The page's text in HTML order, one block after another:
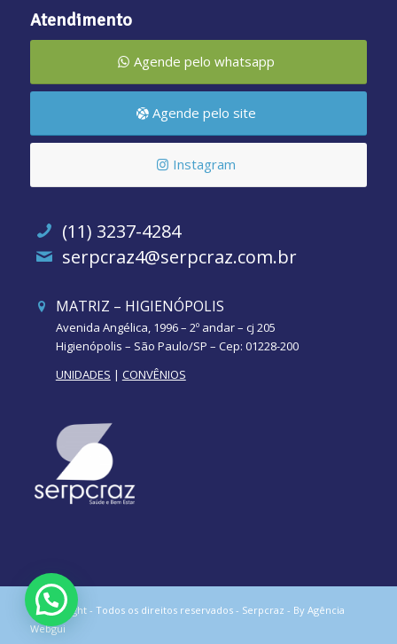
Atendimento
Agende pelo whatsapp
Agende pelo site
Instagram
(11) 3237-4284
serpcraz4@serpcraz.com.br
MATRIZ – HIGIENÓPOLIS
Avenida Angélica, 1996 – 2º andar – cj 205
Higienópolis – São Paulo/SP – Cep: 01228-200
UNIDADES | CONVÊNIOS
© Copyright - Todos os direitos reservados - Serpcraz - By Agência
Webgui